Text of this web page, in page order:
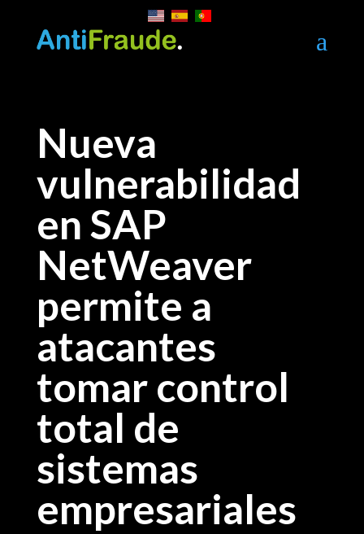
a
Nueva
vulnerabilidad
en SAP
NetWeaver
permite a
atacantes
tomar control
total de
sistemas
empresariales